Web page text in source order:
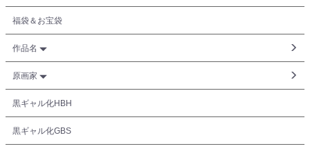
福袋＆お宝袋
作品名
原画家
黒ギャル化HBH
黒ギャル化GBS